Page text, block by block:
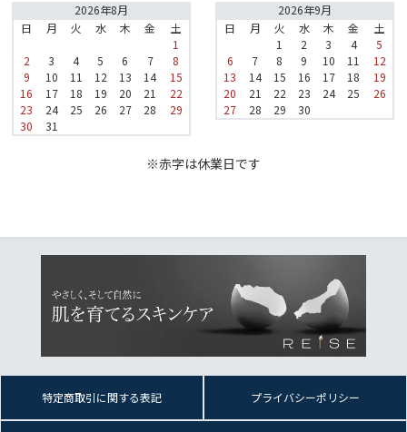
2026年8月
日
月 火 水 木 金
土
1
2
3 4 5 6 7
8
9
10 11 12 13 14
15
16
17 18 19 20 21
22
23
24 25 26 27 28
29
30
31
2026年9月
日
月 火 水 木 金
土
1
2 3 4
5
6
7 8 9 10 11
12
13
14 15 16 17 18
19
20
21 22 23 24 25
26
27
28 29 30
※赤字は休業日です
特定商取引に関する表記 プライバシーポリシー